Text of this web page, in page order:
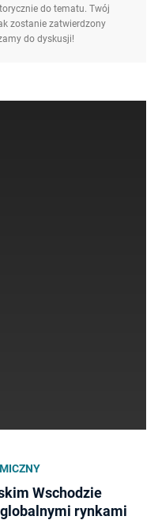
do tematu. Twój
zostanie zatwierdzony
do dyskusji!
Wschodzie
rynkami